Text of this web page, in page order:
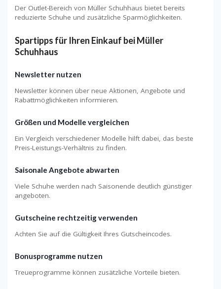
Der Outlet-Bereich von Müller Schuhhaus bietet bereits
reduzierte Schuhe und zusätzliche Sparmöglichkeiten.
Spartipps für Ihren Einkauf bei Müller
Schuhhaus
Newsletter nutzen
Newsletter können über neue Aktionen, Angebote und
Rabattmöglichkeiten informieren.
Größen und Modelle vergleichen
Ein Vergleich verschiedener Modelle hilft dabei, das beste
Preis-Leistungs-Verhältnis zu finden.
Saisonale Angebote abwarten
Viele Schuhe werden nach Saisonende deutlich günstiger
angeboten.
Gutscheine rechtzeitig verwenden
Achten Sie auf die Gültigkeit Ihres Gutscheincodes.
Bonusprogramme nutzen
Treueprogramme können zusätzliche Vorteile bieten.